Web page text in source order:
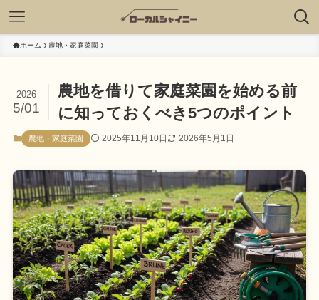
ホーム 農地・家庭菜園
農地を借りて家庭菜園を始める前
に知っておくべき5つのポイント
2026
5/01
農地・家庭菜園 2025年11月10日 2026年5月1日